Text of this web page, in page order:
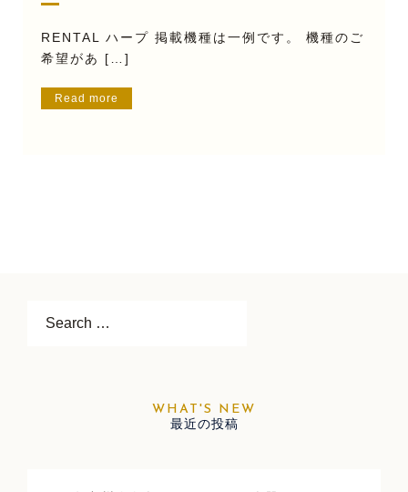
RENTAL ハープ 掲載機種は一例です。 機種のご
希望があ […]
Read more
最近の投稿